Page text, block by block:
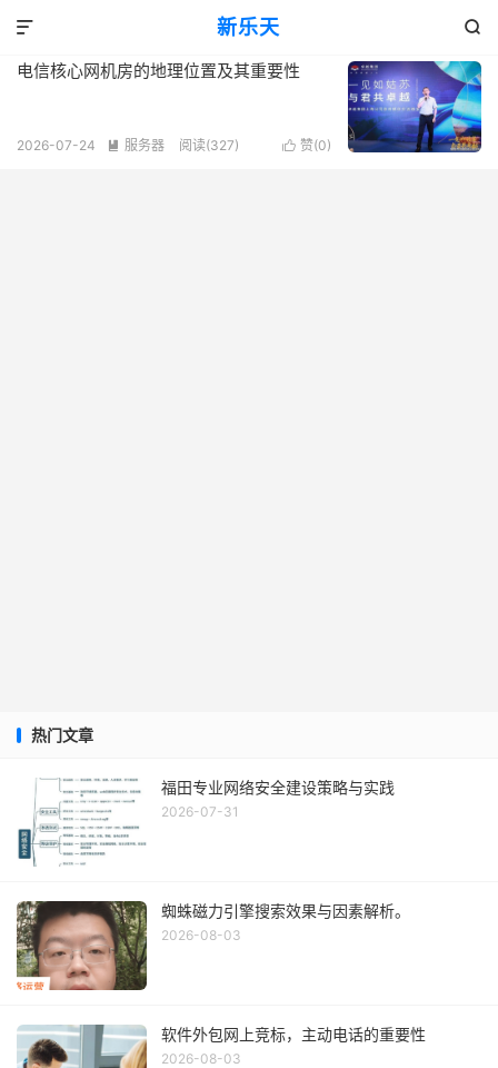
新乐天 
 共 1 篇文章
电信核心网机房的地理位置及其重要性
 赞(0)
2026-07-24  服务器 阅读(327)
热门文章
福田专业网络安全建设策略与实践
2026-07-31
蜘蛛磁力引擎搜索效果与因素解析。
2026-08-03
软件外包网上竞标，主动电话的重要性
2026-08-03